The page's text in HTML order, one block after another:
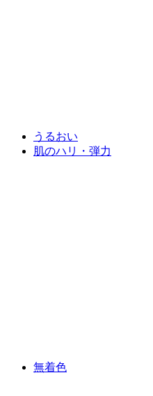
うるおい
肌のハリ・弾力
無着色